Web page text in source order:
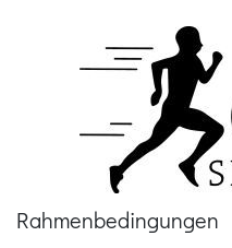
Rahmenbedingungen